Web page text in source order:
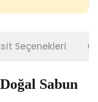
Seçenekleri
Sabun